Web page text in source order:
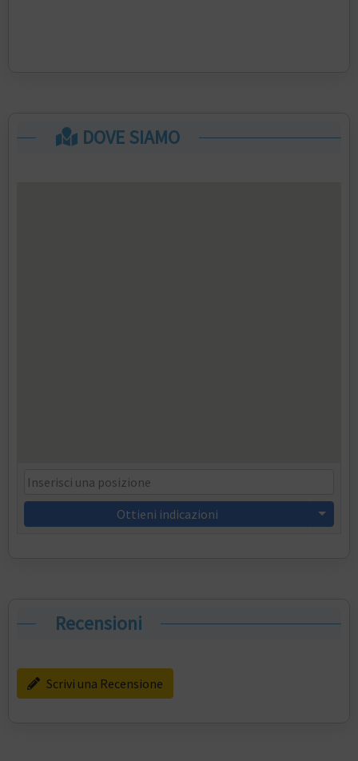
DOVE SIAMO
Ottieni indicazioni
Recensioni
Scrivi una Recensione